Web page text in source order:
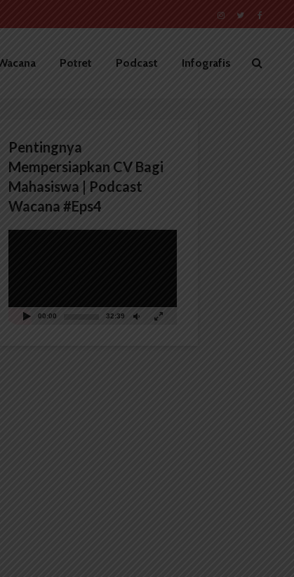
Potret Podcast Infografis
Pentingnya
Mempersiapkan CV Bagi
Mahasiswa | Podcast
Wacana #Eps4
00:00 32:39